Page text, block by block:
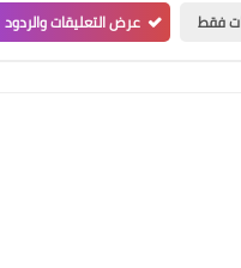
فقط عرض التعليقات والردود